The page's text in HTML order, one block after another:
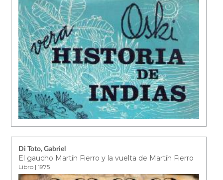
Di Toto, Gabriel
El gaucho Martín Fierro y la vuelta de Martín Fierro
Libro | 1975